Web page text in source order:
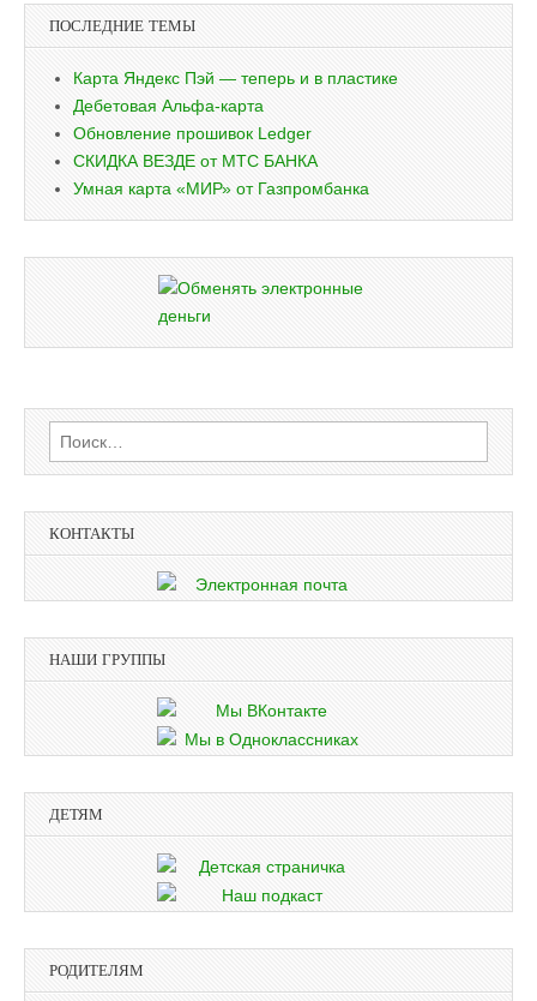
ПОСЛЕДНИЕ ТЕМЫ
Карта Яндекс Пэй — теперь и в пластике
Дебетовая Альфа-карта
Обновление прошивок Ledger
СКИДКА ВЕЗДЕ от МТС БАНКА
Умная карта «МИР» от Газпромбанка
Найти:
КОНТАКТЫ
НАШИ ГРУППЫ
ДЕТЯМ
РОДИТЕЛЯМ